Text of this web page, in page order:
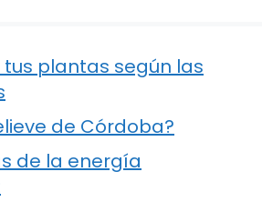
plantas según las
de Córdoba?
de la energía